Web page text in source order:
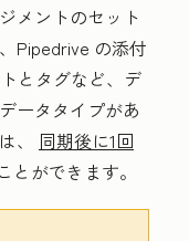
メントのセット
Pipedrive の添付
とタグなど、デ
ータタイプがあ
、 同期後に1回
とができます。